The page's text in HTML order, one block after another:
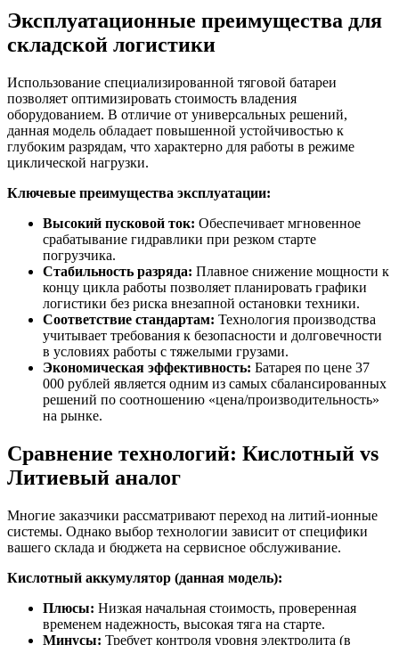
Эксплуатационные преимущества для
складской логистики
Использование специализированной тяговой батареи
позволяет оптимизировать стоимость владения
оборудованием. В отличие от универсальных решений,
данная модель обладает повышенной устойчивостью к
глубоким разрядам, что характерно для работы в режиме
циклической нагрузки.
Ключевые преимущества эксплуатации:
Высокий пусковой ток: Обеспечивает мгновенное
срабатывание гидравлики при резком старте
погрузчика.
Стабильность разряда: Плавное снижение мощности к
концу цикла работы позволяет планировать графики
логистики без риска внезапной остановки техники.
Соответствие стандартам: Технология производства
учитывает требования к безопасности и долговечности
в условиях работы с тяжелыми грузами.
Экономическая эффективность: Батарея по цене 37
000 рублей является одним из самых сбалансированных
решений по соотношению «цена/производительность»
на рынке.
Сравнение технологий: Кислотный vs
Литиевый аналог
Многие заказчики рассматривают переход на литий-ионные
системы. Однако выбор технологии зависит от специфики
вашего склада и бюджета на сервисное обслуживание.
Кислотный аккумулятор (данная модель):
Плюсы: Низкая начальная стоимость, проверенная
временем надежность, высокая тяга на старте.
Минусы: Требует контроля уровня электролита (в